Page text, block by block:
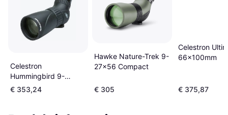
Celestron
Hummingbird 9-
27x56 ED
€ 353,24
Hawke Nature-Trek 9-
27x56 Compact
€ 305
Celestron
66x100mm
€ 375,87